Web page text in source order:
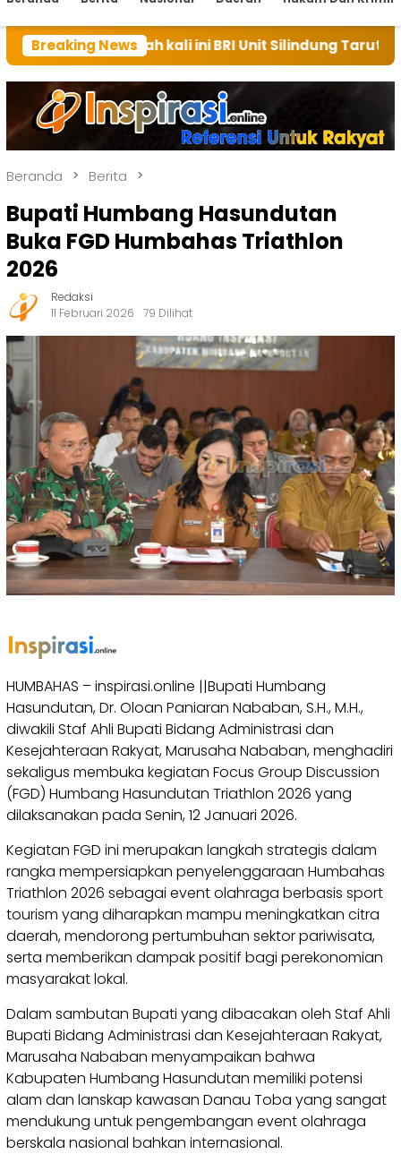
Breaking News
kali ini BRI Unit Silindung Tarutung Ingatkan
Beranda Berita
Bupati Humbang Hasundutan
Buka FGD Humbahas Triathlon
2026
Redaksi
11 Februari 2026
79 Dilihat
HUMBAHAS – inspirasi.online ||Bupati Humbang
Hasundutan, Dr. Oloan Paniaran Nababan, S.H., M.H.,
diwakili Staf Ahli Bupati Bidang Administrasi dan
Kesejahteraan Rakyat, Marusaha Nababan, menghadiri
sekaligus membuka kegiatan Focus Group Discussion
(FGD) Humbang Hasundutan Triathlon 2026 yang
dilaksanakan pada Senin, 12 Januari 2026.
Kegiatan FGD ini merupakan langkah strategis dalam
rangka mempersiapkan penyelenggaraan Humbahas
Triathlon 2026 sebagai event olahraga berbasis sport
tourism yang diharapkan mampu meningkatkan citra
daerah, mendorong pertumbuhan sektor pariwisata,
serta memberikan dampak positif bagi perekonomian
masyarakat lokal.
Dalam sambutan Bupati yang dibacakan oleh Staf Ahli
Bupati Bidang Administrasi dan Kesejahteraan Rakyat,
Marusaha Nababan menyampaikan bahwa
Kabupaten Humbang Hasundutan memiliki potensi
alam dan lanskap kawasan Danau Toba yang sangat
mendukung untuk pengembangan event olahraga
berskala nasional bahkan internasional.